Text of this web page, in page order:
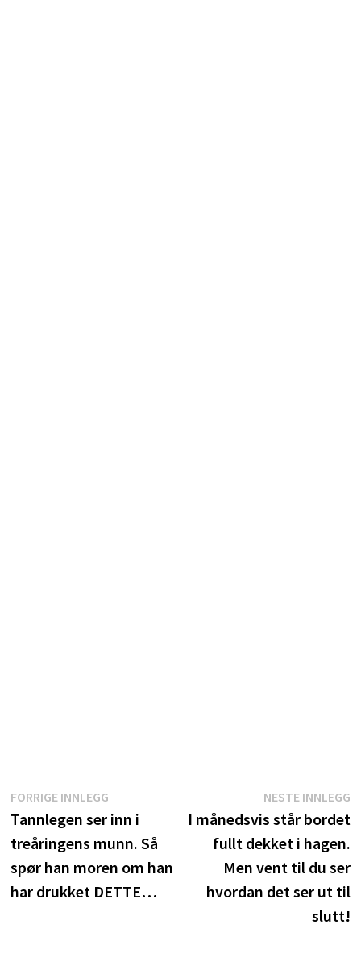
Innleggsnavigasjon
FORRIGE INNLEGGForrige
innlegg:
Tannlegen ser inn i
treåringens munn. Så
spør han moren om han
har drukket DETTE…
NESTE INNLEGG
I månedsvis står bordet
fullt dekket i hagen.
Men vent til du ser
hvordan det ser ut til
slutt!